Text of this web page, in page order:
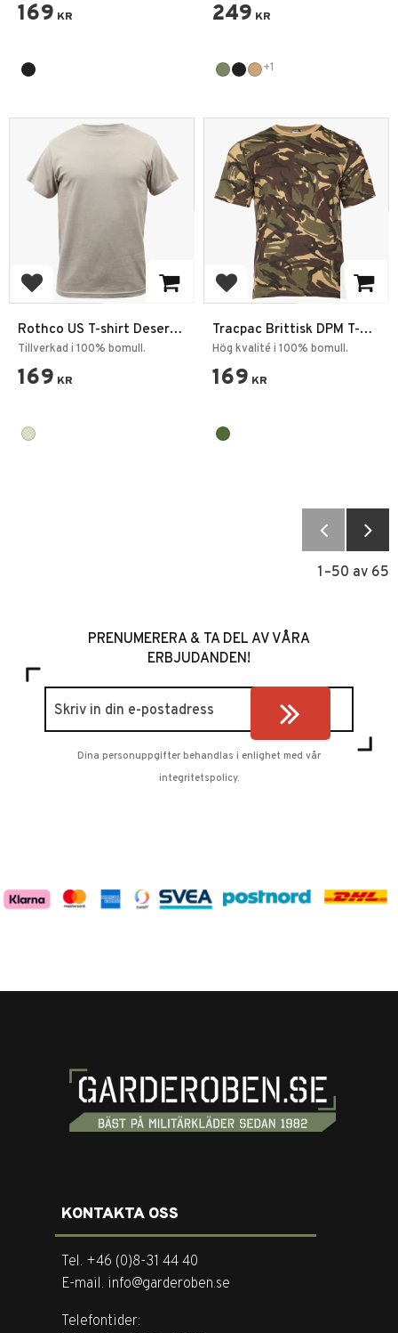
169 KR 249 KR
+1
Lägg till i favoriter
Rothco US T-shirt Desert
Sand
Tillverkad i 100% bomull.
169 KR
Lägg till i favoriter
Tracpac Brittisk DPM T-
shirt Woodland
Hög kvalité i 100% bomull.
169 KR
1–50 av 65
PRENUMERERA & TA DEL AV VÅRA
ERBJUDANDEN!
Dina personuppgifter behandlas i enlighet med vår
integritetspolicy.
KONTAKTA OSS
Tel. +46 (0)8-31 44 40
E-mail. info@garderoben.se
Telefontider: